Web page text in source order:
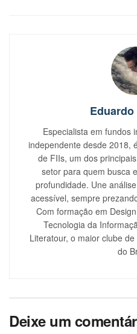
Especialista em fundos
independente desde 2018,
de FIIs, um dos
setor para quem busca
profundidade. Une
acessível, sempre
Com formação em
Tecnologia da
Literatour, o maior clube
do
Deixe um